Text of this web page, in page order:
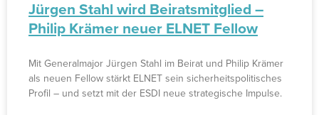
Jürgen Stahl wird Beiratsmitglied –
Philip Krämer neuer ELNET Fellow
Mit Generalmajor Jürgen Stahl im Beirat und Philip Krämer
als neuen Fellow stärkt ELNET sein sicherheitspolitisches
Profil – und setzt mit der ESDI neue strategische Impulse.